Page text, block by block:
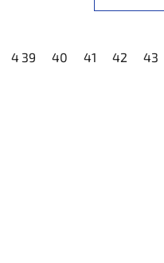
46 47 48
39 40 41 42 43